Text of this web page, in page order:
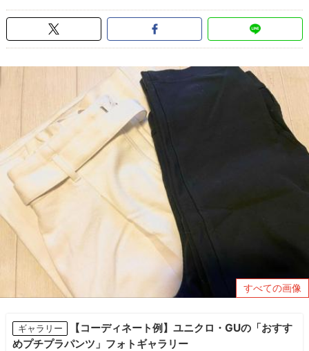
すべての画像
ギャラリー
【コーディネート例】ユニクロ・GUの「おすす
めプチプラパンツ」フォトギャラリー